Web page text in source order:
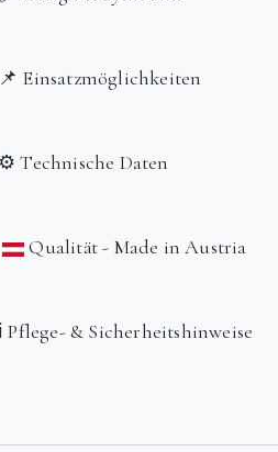
📌 Einsatzmöglichkeiten
⚙️ Technische Daten
Qualität - Made in Austria
ℹ️ Pflege- & Sicherheitshinweise